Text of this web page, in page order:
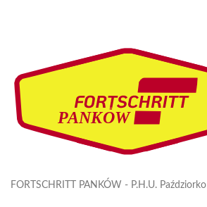
FORTSCHRITT PANKÓW - P.H.U. Paździorko